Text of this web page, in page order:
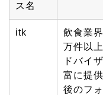
ス名
itk 飲食業
万件以
ドバイ
富に提
後のフ